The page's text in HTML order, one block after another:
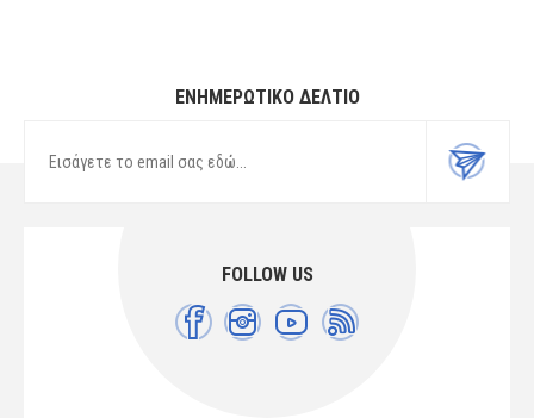
ΕΝΗΜΕΡΩΤΙΚΌ ΔΕΛΤΊΟ
FOLLOW US